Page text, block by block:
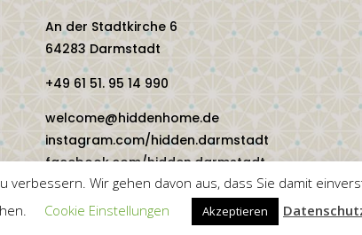
An der Stadtkirche 6
64283 Darmstadt
+49 61 51. 95 14 990
welcome@hiddenhome.de
instagram.com/hidden.darmstadt
facebook.com/hidden.darmstadt
verbessern. Wir gehen davon aus, dass Sie damit
Cookie Einstellungen Akzeptieren